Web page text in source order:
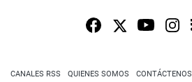
CANALES RSS QUIENES SOMOS CONTÁCTENOS